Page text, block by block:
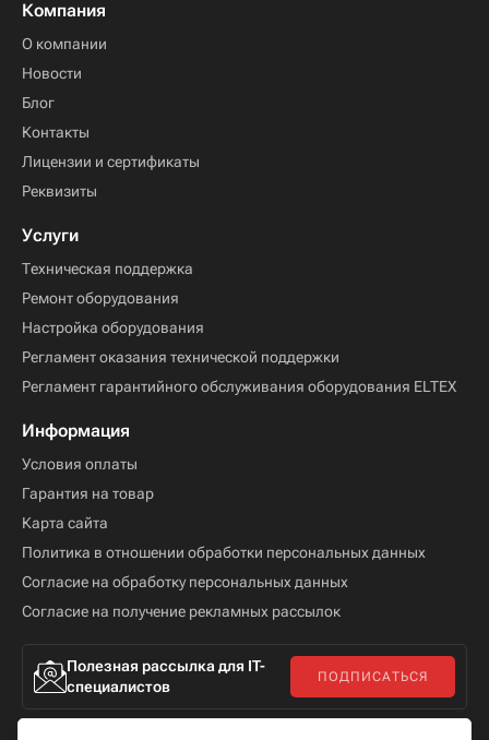
Компания
О компании
Новости
Блог
Контакты
Лицензии и сертификаты
Реквизиты
Услуги
Техническая поддержка
Ремонт оборудования
Настройка оборудования
Регламент оказания технической поддержки
Регламент гарантийного обслуживания оборудования ELTEX
Информация
Условия оплаты
Гарантия на товар
Карта сайта
Политика в отношении обработки персональных данных
Согласие на обработку персональных данных
Согласие на получение рекламных рассылок
Полезная рассылка для IT-
специалистов
ПОДПИСАТЬСЯ